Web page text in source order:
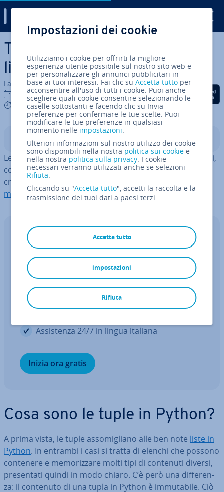
Vai al contenuto prin­ci­pa­le
Tuple in Python: come creare
liste im­mu­ta­bi­li
La redazione di IONOS
01 feb 2023
6 mins
Condividi via Facebook
Condividi via Twitter
Condividi via
Indice
Le tuple in Python sono col­le­zio­ni di dati diversi o uguali,
con­tras­se­gna­ti da un indice e non mo­di­fi­ca­bi­li. Sono
create come le classiche liste nei
ma­zio­ne web.
Web Hosting
negozio
Di­spo­ni­bi­li­tà garantita al 99,99%
Dominio, SSL ed e-mail inclusi
As­si­sten­za 24/7 in lingua italiana
Inizia ora gratis
Cosa sono le tuple in Python?
A prima vista, le tuple as­so­mi­glia­no alle ben note liste in
Python. In entrambi i casi si tratta di elenchi che possono
contenere e me­mo­riz­za­re molti tipi di contenuti diversi,
pre­sen­ta­ti quindi in modo chiaro. C’è però una dif­fe­ren­
za: il contenuto di una tupla in Python è im­mu­ta­bi­le. Ciò
Impostazioni dei cookie
Utilizziamo i cookie per offrirti la migliore
esperienza utente possibile sul nostro sito web e
per personalizzare gli annunci pubblicitari in
base ai tuoi interessi. Fai clic suAccetta tutto per
acconsentire all'uso di tutti i cookie. Puoi anche
scegliere quali cookie consentire selezionando le
caselle sottostanti e facendo clic su Invia
preferenze per confermare le tue scelte. Puoi
modificare le tue preferenze in qualsiasi
momento nelle impostazioni.
Ulteriori informazioni sul nostro utilizzo dei cookie
sono disponibili nella nostra politica sui cookie e
nella nostra politica sulla privacy. I cookie
necessari verranno utilizzati anche se selezioni
Rifiuta.
Cliccando su "Accetta tutto", accetti la raccolta e la
trasmissione dei tuoi dati a paesi terzi.
Accetta tutto
Rifiuta
impostazioni